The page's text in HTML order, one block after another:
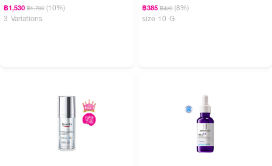
฿1,530 ฿1,700 (10%)
3 Variations
฿385 ฿420 (8%)
size 10 G